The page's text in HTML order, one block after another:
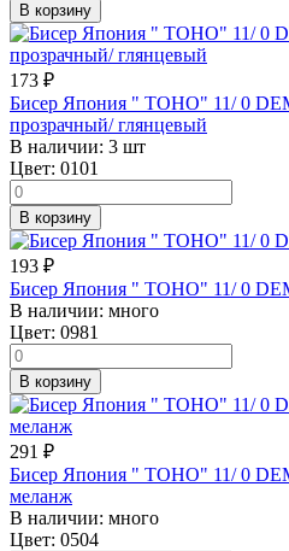
В корзину
173 ₽
Бисер Япония " TOHO" 11/ 0
прозрачный/ глянцевый
В наличии: 3 шт
Цвет: 0101
В корзину
193 ₽
Бисер Япония " TOHO" 11/ 0
В наличии: много
Цвет: 0981
В корзину
291 ₽
Бисер Япония " TOHO" 11/ 0
меланж
В наличии: много
Цвет: 0504